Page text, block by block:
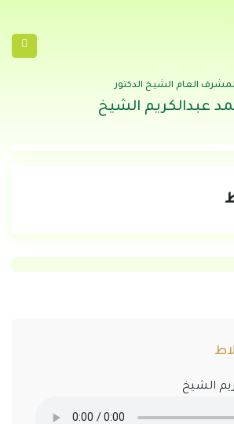
العام الشيخ الدكتور
عبدالكريم الشيخ
الشيخ